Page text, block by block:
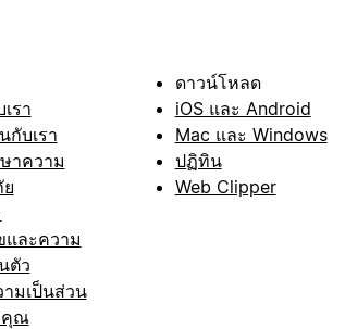
รา
กับเรา
าความ
และความ
ตัว
มเป็นส่วน
คุณ
ดาวน์โหลด
iOS และ Android
Mac และ Windows
ปฏิทิน
Web Clipper